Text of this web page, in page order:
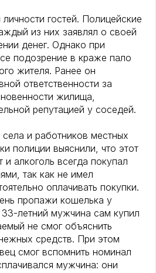
гостей. Полицейские
из них заявлял о своей
денег. Однако при
подозрение в краже пало
жителя. Ранее он
ответственности за
жилища,
репутацией у соседей.
и работников местных
полиции выяснили, что этот
алкоголь всегда покупал
так как не имел
оплачивать покупки.
пропажи кошелька у
летний мужчина сам купил
не смог объяснить
средств. При этом
смог вспомнить номинал
мужчина: они